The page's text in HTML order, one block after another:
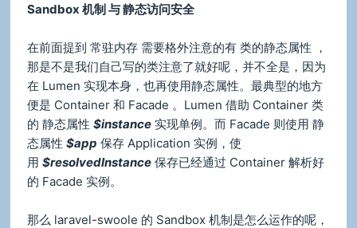
Sandbox 机制 与 静态访问安全
在前面提到 常驻内存 需要格外注意的有 类的静态属性 ，
那是不是我们自己写的类注意了就好呢，并不全是，因为
在 Lumen 实现本身，也再使用静态属性。最典型的地方
便是 Container 和 Facade 。Lumen 借助 Container 类
的 静态属性$instance 实现单例。而 Facade 则使用 静
态属性$app 保存 Application 实例，使
用$resolvedInstance 保存已经通过 Container 解析好
的 Facade 实例。
那么 laravel-swoole 的 Sandbox 机制是怎么运作的呢，